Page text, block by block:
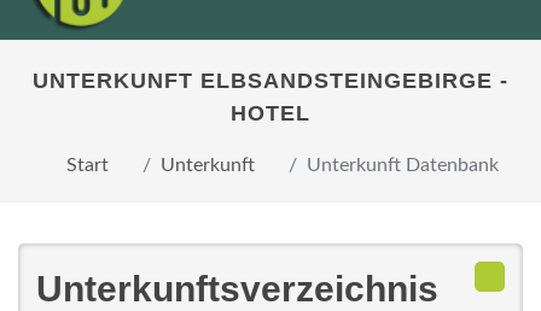
UNTERKUNFT ELBSANDSTEINGEBIRGE -
HOTEL
Start Unterkunft Unterkunft Datenbank
Unterkunftsverzeichnis